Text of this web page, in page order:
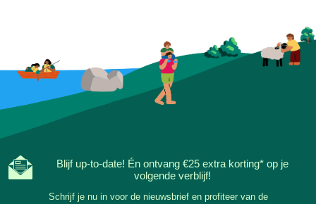
Blijf up-to-date! Én ontvang €25 extra korting* op je
volgende verblijf!
Schrijf je nu in voor de nieuwsbrief en profiteer van de